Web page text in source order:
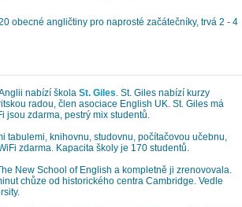
obecné angličtiny pro naprosté začátečníky, trvá 2 - 4
nabízí škola St. Giles . St. Giles nabízí kurzy
radou, člen asociace English UK. St. Giles má
jsou zdarma, pestrý mix studentů.
tabulemi, knihovnu, studovnu, počítačovou učebnu,
zdarma. Kapacita školy je 170 studentů.
New School of English a kompletně ji zrenovovala.
chůze od historického centra Cambridge. Vedle